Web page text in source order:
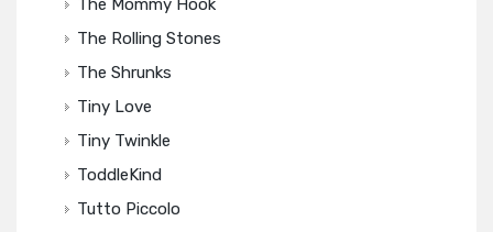
The Mommy Hook
The Rolling Stones
The Shrunks
Tiny Love
Tiny Twinkle
ToddleKind
Tutto Piccolo